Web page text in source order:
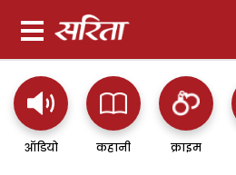
ऑडियो कहानी क्राइम